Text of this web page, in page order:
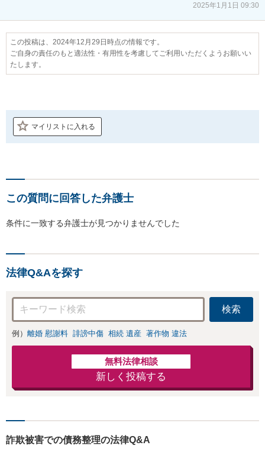
2025年1月1日 09:30
この投稿は、2024年12月29日時点の情報です。
ご自身の責任のもと適法性・有用性を考慮してご利用いただくようお願いい
たします。
マイリストに入れる
この質問に回答した弁護士
条件に一致する弁護士が見つかりませんでした
法律Q&Aを探す
検索
例） 離婚 慰謝料 誹謗中傷 相続 遺産 著作物 違法
無料法律相談
新しく投稿する
詐欺被害での債務整理の法律Q&A